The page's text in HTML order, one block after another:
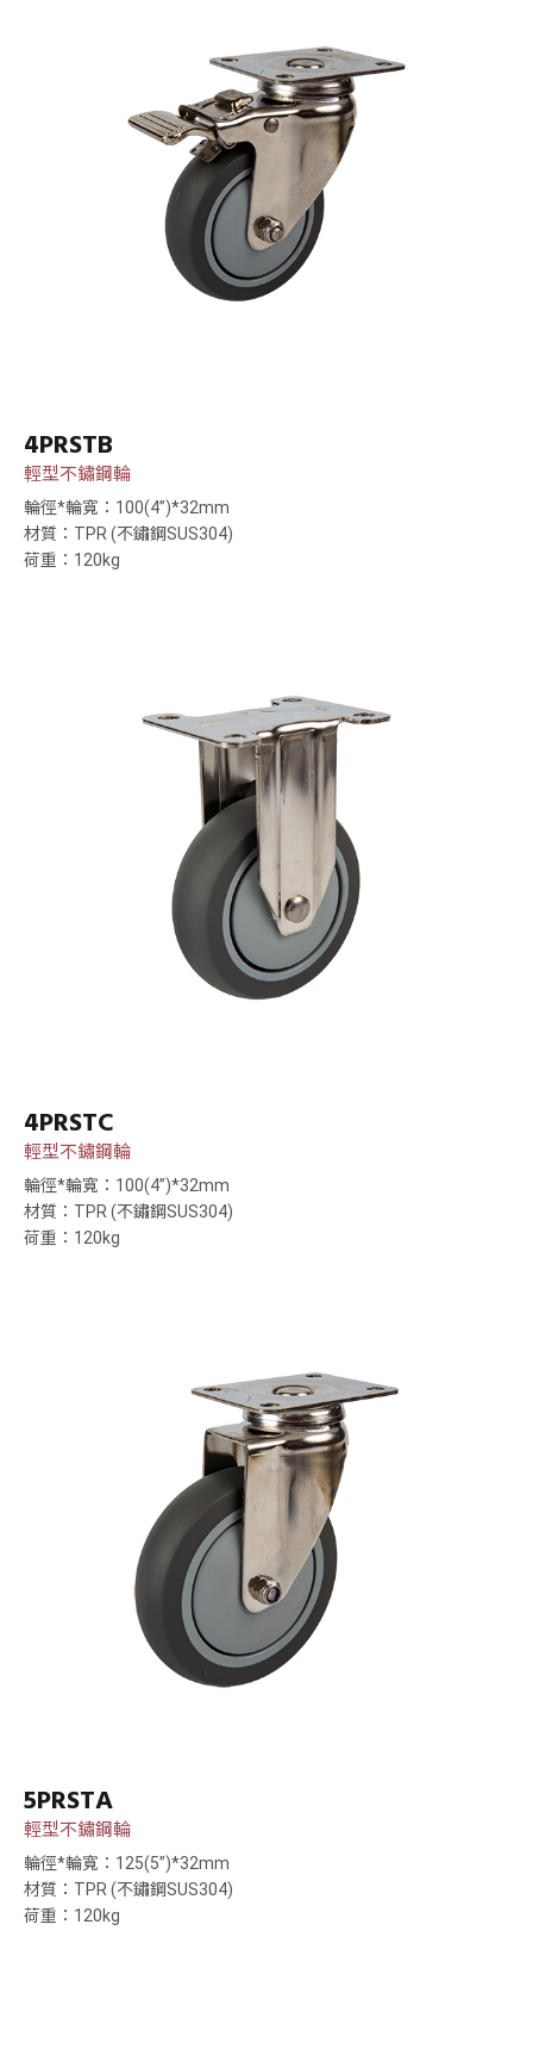
4PRSTB
輕型不鏽鋼輪
輪徑*輪寬：100(4”)*32mm
材質：TPR (不鏽鋼SUS304)
荷重：120kg
4PRSTC
輕型不鏽鋼輪
輪徑*輪寬：100(4”)*32mm
材質：TPR (不鏽鋼SUS304)
荷重：120kg
5PRSTA
輕型不鏽鋼輪
輪徑*輪寬：125(5”)*32mm
材質：TPR (不鏽鋼SUS304)
荷重：120kg